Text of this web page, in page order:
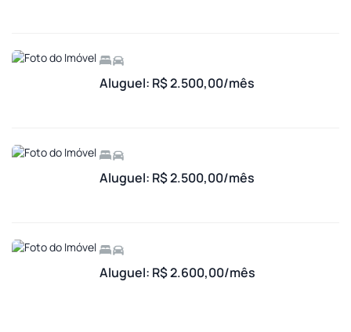
Aluguel: R$ 2.500,00/mês
Aluguel: R$ 2.500,00/mês
Aluguel: R$ 2.600,00/mês